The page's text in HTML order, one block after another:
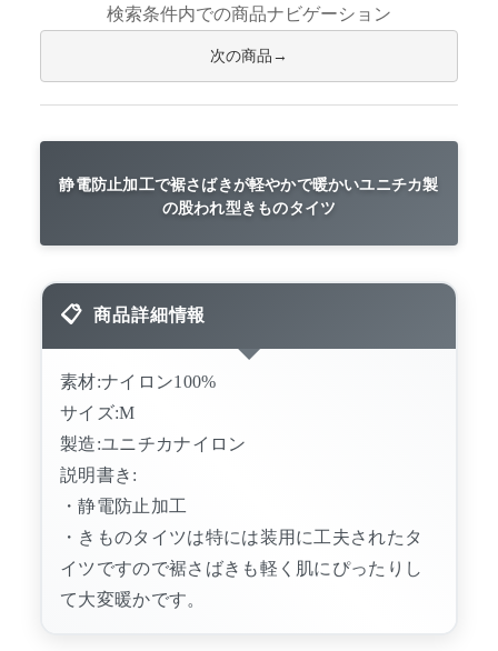
検索条件内での商品ナビゲーション
次の商品
静電防止加工で裾さばきが軽やかで暖かいユニチカ製
の股われ型きものタイツ
商品詳細情報
素材:ナイロン100%
サイズ:M
製造:ユニチカナイロン
説明書き:
・静電防止加工
・きものタイツは特には装用に工夫されたタ
イツですので裾さばきも軽く肌にぴったりし
て大変暖かです。